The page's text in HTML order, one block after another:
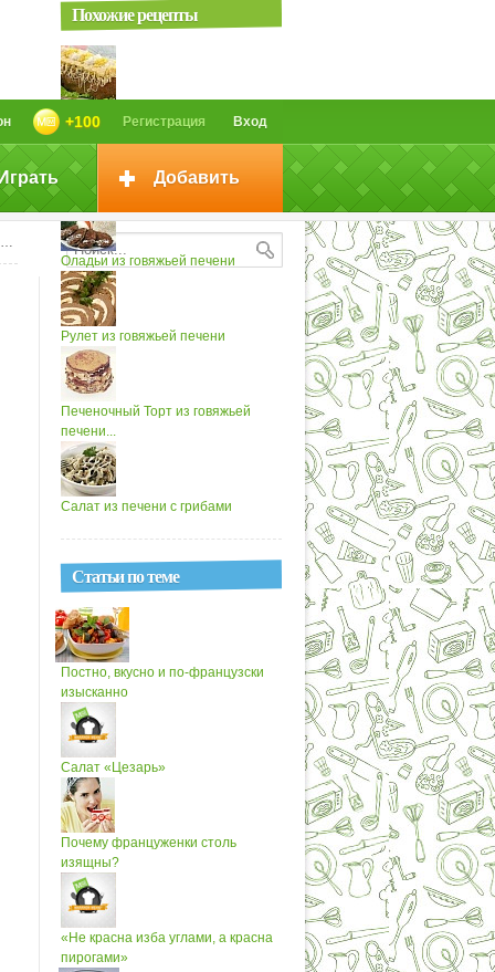
Вход
Регистрация
+100
Добавить
Похожие рецепты
Запеканка из говяжьей печени
Оладьи из говяжьей печени
Рулет из говяжьей печени
Печеночный Торт из говяжьей
печени...
Салат из печени с грибами
Статьи по теме
Постно, вкусно и по-французски
изысканно
Салат «Цезарь»
Почему француженки столь
изящны?
«Не красна изба углами, а красна
пирогами»